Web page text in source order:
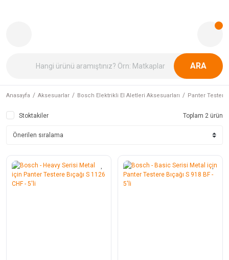
ARA
Anasayfa Aksesuarlar Bosch Elektrikli El Aletleri Aksesuarları Panter Testere
Stoktakiler Toplam 2 ürün